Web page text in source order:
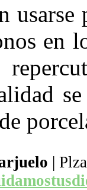
usarse
en
|